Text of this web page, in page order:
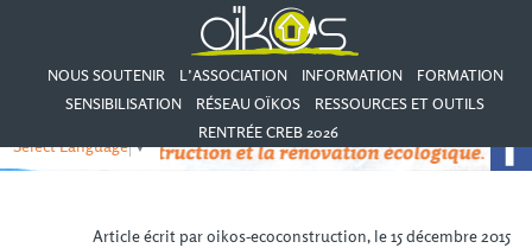
NOUS SOUTENIR L’ASSOCIATION INFORMATION
FORMATION
SENSIBILISATION
RÉSEAU OÏKOS
RESSOURCES ET OUTILS
RENTRÉE CREB 2026
Select Language▼
Article écrit par oikos-ecoconstruction, le 15 décembre 2015